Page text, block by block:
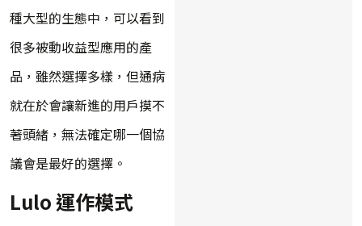
種大型的生態中，可以看到
很多被動收益型應用的產
品，雖然選擇多樣，但通病
就在於會讓新進的用戶摸不
著頭緒，無法確定哪一個協
議會是最好的選擇。
Lulo 運作模式